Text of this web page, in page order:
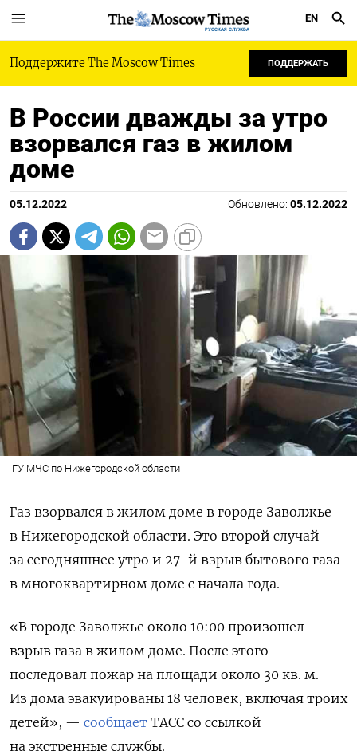
РУССКАЯ СЛУЖБА
EN
Поддержите The Moscow Times ПОДДЕРЖАТЬ
В России дважды за утро
взорвался газ в жилом
доме
05.12.2022 Обновлено: 05.12.2022
ГУ МЧС по Нижегородской области
Газ взорвался в жилом доме в городе Заволжье
в Нижегородской области. Это второй случай
за сегодняшнее утро и 27-й взрыв бытового газа
в многоквартирном доме с начала года.
«В городе Заволжье около 10:00 произошел
взрыв газа в жилом доме. После этого
последовал пожар на площади около 30 кв. м.
Из дома эвакуированы 18 человек, включая троих
детей», — сообщает ТАСС со ссылкой
на экстренные службы.